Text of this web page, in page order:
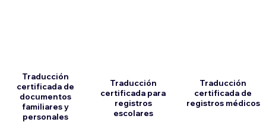
Traducción
certificada de
documentos
familiares y
personales
Traducción
certificada para
registros
escolares
Traducción
certificada de
registros médicos